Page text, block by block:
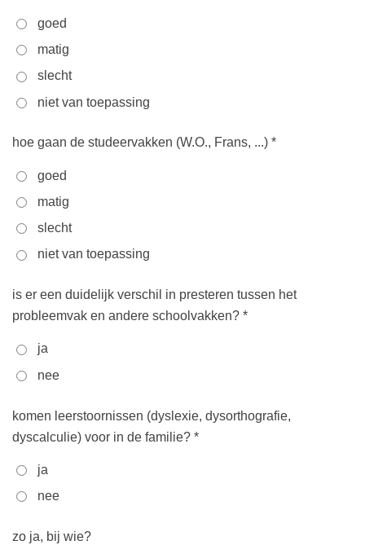
goed
matig
slecht
niet van toepassing
hoe gaan de studeervakken (W.O., Frans, ...) *
goed
matig
slecht
niet van toepassing
is er een duidelijk verschil in presteren tussen het
probleemvak en andere schoolvakken? *
ja
nee
komen leerstoornissen (dyslexie, dysorthografie,
dyscalculie) voor in de familie? *
ja
nee
zo ja, bij wie?